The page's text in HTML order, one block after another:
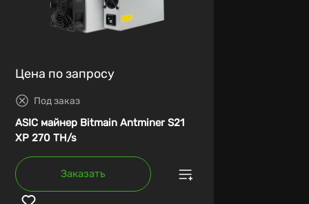
Цена по запросу
Под заказ
ASIC майнер Bitmain Antminer S21
XP 270 TH/s
Заказать